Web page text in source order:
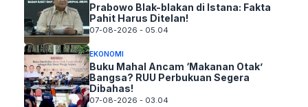
Prabowo Blak-blakan di Istana: Fakta
Pahit Harus Ditelan!
07-08-2026 - 05.04
EKONOMI
Buku Mahal Ancam ‘Makanan Otak’
Bangsa? RUU Perbukuan Segera
Dibahas!
07-08-2026 - 03.04